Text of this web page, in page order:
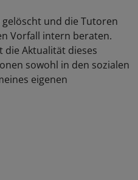
und die Tutoren
Vorfall intern beraten.
die Aktualität dieses
sowohl in den sozialen
eigenen